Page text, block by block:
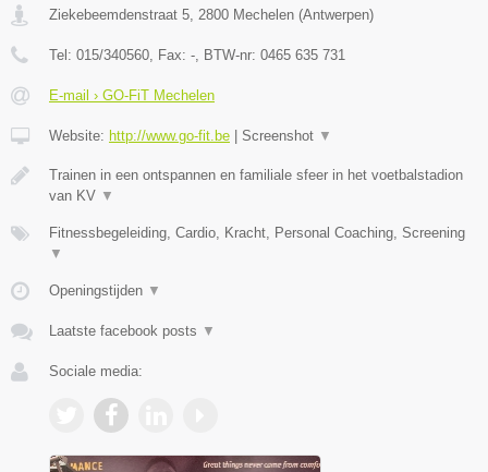
Ziekebeemdenstraat 5 2800 Mechelen (Antwerpen)
Tel: 015/340560 , Fax: - , BTW-nr: 0465 635 731
E-mail › GO-FiT Mechelen
Website: http://www.go-fit.be | Screenshot ▼
Trainen in een ontspannen en familiale sfeer in het voetbalstadion
van KV ▼
Fitnessbegeleiding, Cardio, Kracht, Personal Coaching, Screening
▼
Openingstijden ▼
Laatste facebook posts ▼
Sociale media: